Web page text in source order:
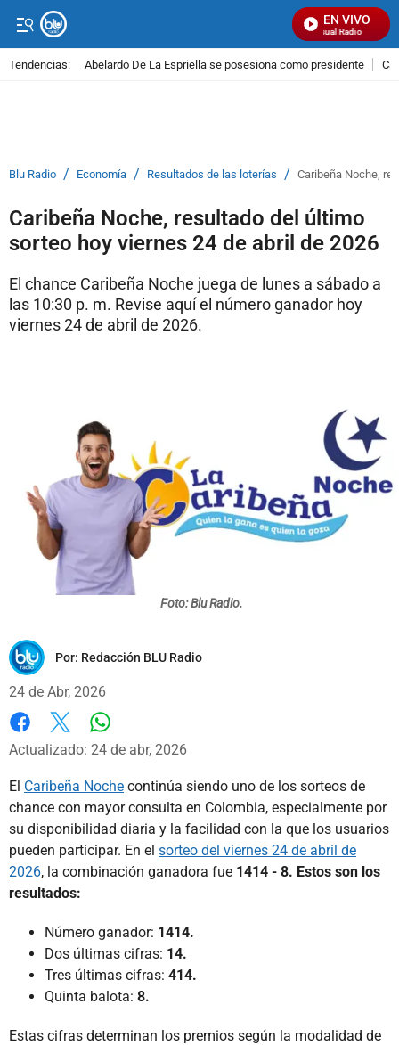
EN VIVO
Señal Visual Radio
Tendencias: Abelardo De La Espriella se posesiona como presidente
Blu Radio / Economía / Resultados de las loterías / Caribeña Noche,
Caribeña Noche, resultado del último
sorteo hoy viernes 24 de abril de 2026
El chance Caribeña Noche juega de lunes a sábado a
las 10:30 p. m. Revise aquí el número ganador hoy
viernes 24 de abril de 2026.
Foto: Blu Radio.
Por: Redacción BLU Radio
24 de Abr, 2026
Facebook
X
Actualizado: 24 de abr, 2026
El Caribeña Noche continúa siendo uno de los sorteos de
chance con mayor consulta en Colombia, especialmente por
su disponibilidad diaria y la facilidad con la que los usuarios
pueden participar. En el sorteo del viernes 24 de abril de
2026, la combinación ganadora fue 1414 - 8. Estos son los
resultados:
Número ganador: 1414.
Dos últimas cifras: 14.
Tres últimas cifras: 414.
Quinta balota: 8.
Estas cifras determinan los premios según la modalidad de